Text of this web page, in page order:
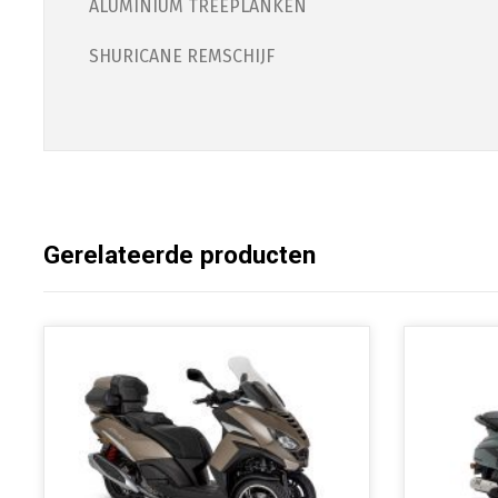
ALUMINIUM TREEPLANKEN
SHURICANE REMSCHIJF
Gerelateerde producten